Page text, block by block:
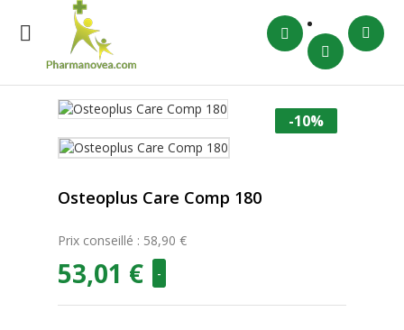

-10%
Osteoplus Care Comp 180
Prix conseillé : 58,90 €
53,01 € -